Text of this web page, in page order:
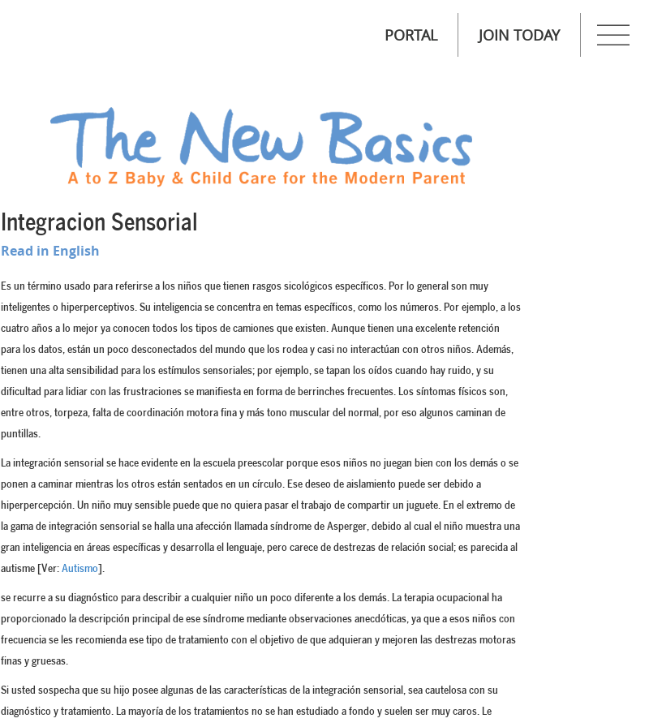
PORTAL JOIN TODAY
Integracion Sensorial
Read in English
Es un término usado para referirse a los niños que tienen rasgos sicológicos específicos. Por lo general son muy
inteligentes o hiperperceptivos. Su inteligencia se concentra en temas específicos, como los números. Por ejemplo, a los
cuatro años a lo mejor ya conocen todos los tipos de camiones que existen. Aunque tienen una excelente retención
para los datos, están un poco desconectados del mundo que los rodea y casi no interactúan con otros niños. Además,
tienen una alta sensibilidad para los estímulos sensoriales; por ejemplo, se tapan los oídos cuando hay ruido, y su
dificultad para lidiar con las frustraciones se manifiesta en forma de berrinches frecuentes. Los síntomas físicos son,
entre otros, torpeza, falta de coordinación motora fina y más tono muscular del normal, por eso algunos caminan de
puntillas.
La integración sensorial se hace evidente en la escuela preescolar porque esos niños no juegan bien con los demás o se
ponen a caminar mientras los otros están sentados en un círculo. Ese deseo de aislamiento puede ser debido a
hiperpercepción. Un niño muy sensible puede que no quiera pasar el trabajo de compartir un juguete. En el extremo de
la gama de integración sensorial se halla una afección llamada síndrome de Asperger, debido al cual el niño muestra una
gran inteligencia en áreas específicas y desarrolla el lenguaje, pero carece de destrezas de relación social; es parecida al
autisme [Ver: Autismo ].
se recurre a su diagnóstico para describir a cualquier niño un poco diferente a los demás. La terapia ocupacional ha
proporcionado la descripción principal de ese síndrome mediante observaciones anecdóticas, ya que a esos niños con
frecuencia se les recomienda ese tipo de tratamiento con el objetivo de que adquieran y mejoren las destrezas motoras
finas y gruesas.
Si usted sospecha que su hijo posee algunas de las características de la integración sensorial, sea cautelosa con su
diagnóstico y tratamiento. La mayoría de los tratamientos no se han estudiado a fondo y suelen ser muy caros. Le